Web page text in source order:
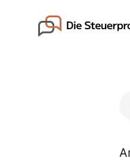
Go to landing page.